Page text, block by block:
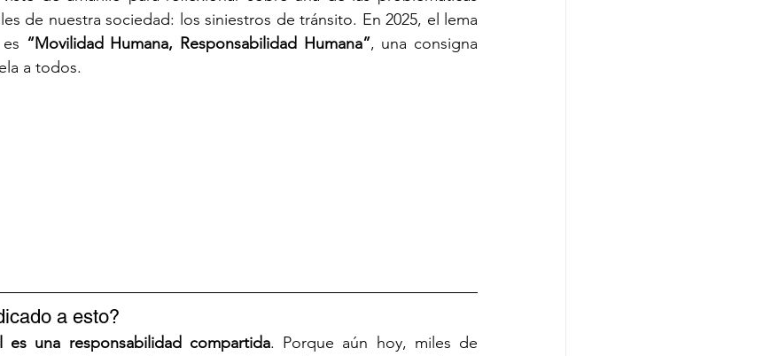
de nuestra sociedad: los siniestros de tránsito. En 2025, el lema
“Movilidad Humana, Responsabilidad Humana”, una consigna
a todos.
a esto?
es una responsabilidad compartida. Porque aún hoy, miles de